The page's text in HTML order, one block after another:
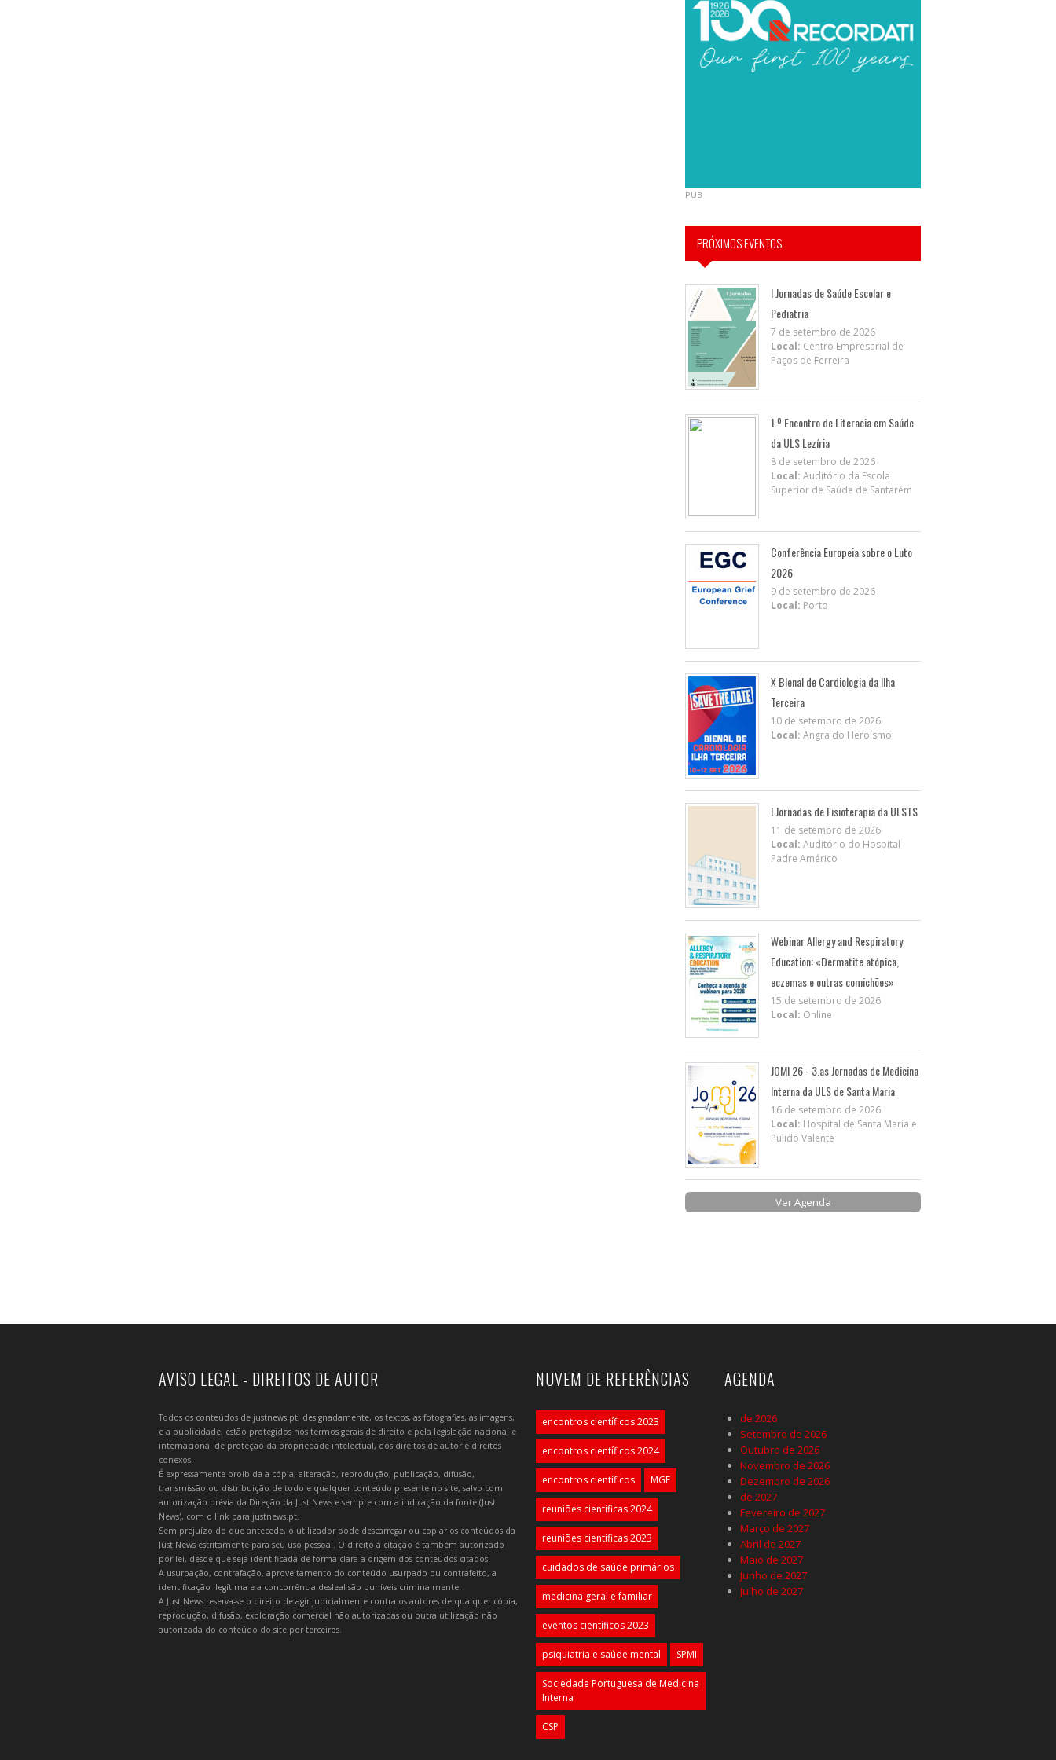
PUB
PRÓXIMOS EVENTOS
I Jornadas de Saúde Escolar e
Pediatria
7 de setembro de 2026
Local: Centro Empresarial de
Paços de Ferreira
1.º Encontro de Literacia em Saúde
da ULS Lezíria
8 de setembro de 2026
Local: Auditório da Escola
Superior de Saúde de Santarém
Conferência Europeia sobre o Luto
2026
9 de setembro de 2026
Local: Porto
X BIenal de Cardiologia da Ilha
Terceira
10 de setembro de 2026
Local: Angra do Heroísmo
I Jornadas de Fisioterapia da ULSTS
11 de setembro de 2026
Local: Auditório do Hospital
Padre Américo
Webinar Allergy and Respiratory
Education: «Dermatite atópica,
eczemas e outras comichões»
15 de setembro de 2026
Local: Online
JOMI 26 - 3.as Jornadas de Medicina
Interna da ULS de Santa Maria
16 de setembro de 2026
Local: Hospital de Santa Maria e
Pulido Valente
Ver Agenda
AVISO LEGAL - DIREITOS DE AUTOR
Todos os conteúdos de justnews.pt, designadamente, os textos, as fotografias, as imagens,
e a publicidade, estão protegidos nos termos gerais de direito e pela legislação nacional e
internacional de proteção da propriedade intelectual, dos direitos de autor e direitos
conexos.
É expressamente proibida a cópia, alteração, reprodução, publicação, difusão,
transmissão ou distribuição de todo e qualquer conteúdo presente no site, salvo com
autorização prévia da Direção da Just News e sempre com a indicação da fonte (Just
News), com o link para justnews.pt.
Sem prejuízo do que antecede, o utilizador pode descarregar ou copiar os conteúdos da
Just News estritamente para seu uso pessoal. O direito à citação é também autorizado
por lei, desde que seja identificada de forma clara a origem dos conteúdos citados.
A usurpação, contrafação, aproveitamento do conteúdo usurpado ou contrafeito, a
identificação ilegítima e a concorrência desleal são puníveis criminalmente.
A Just News reserva-se o direito de agir judicialmente contra os autores de qualquer cópia,
reprodução, difusão, exploração comercial não autorizadas ou outra utilização não
autorizada do conteúdo do site por terceiros.
NUVEM DE REFERÊNCIAS
encontros científicos 2023
encontros científicos 2024
encontros científicos MGF
reuniões científicas 2024
reuniões científicas 2023
cuidados de saúde primários
medicina geral e familiar
eventos científicos 2023
psiquiatria e saúde mental SPMI
Sociedade Portuguesa de Medicina
Interna
CSP
AGENDA
de 2026
Setembro de 2026
Outubro de 2026
Novembro de 2026
Dezembro de 2026
de 2027
Fevereiro de 2027
Março de 2027
Abril de 2027
Maio de 2027
Junho de 2027
Julho de 2027